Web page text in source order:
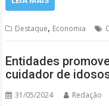
Destaque, Economia
Entidades
cuidador de
31/05/2024 Redação